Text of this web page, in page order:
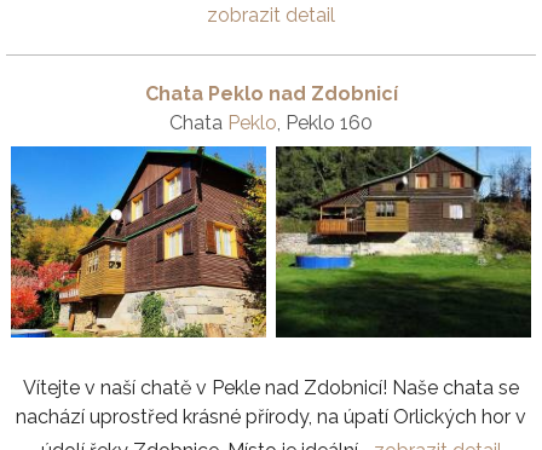
zobrazit detail
Chata Peklo nad Zdobnicí
Chata Peklo , Peklo 160
Vítejte v naší chatě v Pekle nad Zdobnicí! Naše chata se
nachází uprostřed krásné přírody, na úpatí Orlických hor v